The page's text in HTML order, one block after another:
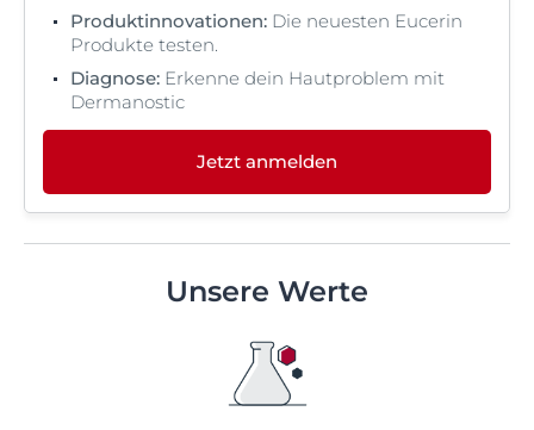
Produktinnovationen: Die neuesten Eucerin
Produkte testen.
Diagnose: Erkenne dein Hautproblem mit
Dermanostic
Jetzt anmelden
Unsere Werte